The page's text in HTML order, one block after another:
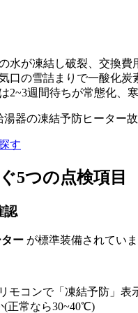
水が凍結し破裂、交換費
口の雪詰まりで一酸化炭
2~3週間待ちが常態化、
湯器の凍結予防ヒータ
す
5つの点検項目
認
ー が標準装備されてい
モコンで「凍結予防」表
(正常なら30~40℃)